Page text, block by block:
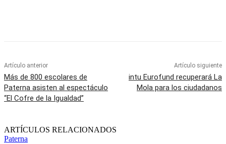
Artículo anterior
Más de 800 escolares de
Paterna asisten al espectáculo
“El Cofre de la Igualdad”
Artículo siguiente
intu Eurofund recuperará La
Mola para los ciudadanos
ARTÍCULOS RELACIONADOS
Paterna